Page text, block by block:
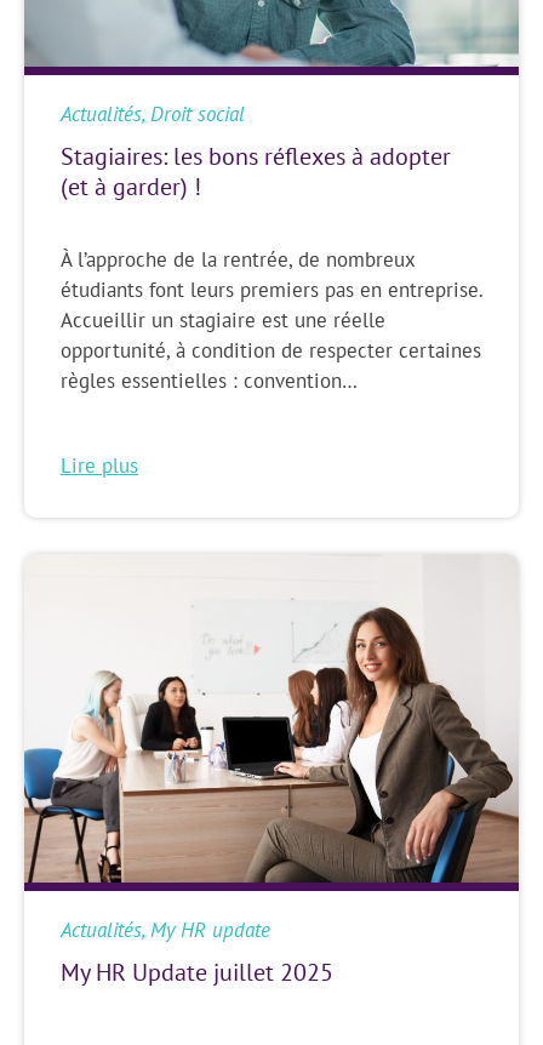
Actualités,Droit social
Stagiaires: les bons réflexes à adopter
(et à garder) !
À l’approche de la rentrée, de nombreux
étudiants font leurs premiers pas en entreprise.
Accueillir un stagiaire est une réelle
opportunité, à condition de respecter certaines
règles essentielles : convention…
Lire plus
Actualités,My HR update
My HR Update juillet 2025